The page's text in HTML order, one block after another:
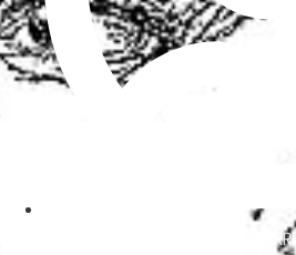
DEHAYE PIERRE